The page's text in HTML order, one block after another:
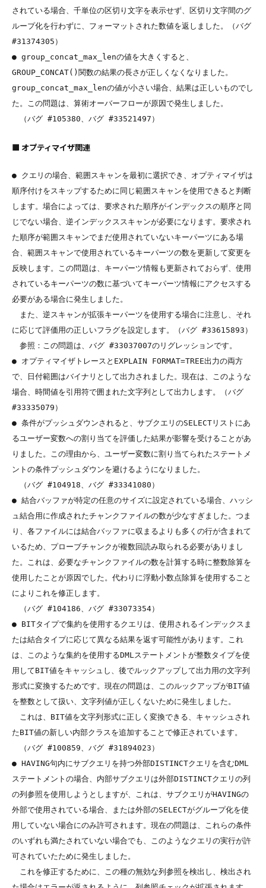
されている場合、千単位の区切り文字を表示せず、区切り文字間のグ
ループ化を行わずに、フォーマットされた数値を返しました。（バグ
#31374305）
● group_concat_max_lenの値を大きくすると、
GROUP_CONCAT()関数の結果の長さが正しくなくなりました。
group_concat_max_lenの値が小さい場合、結果は正しいものでし
た。この問題は、算術オーバーフローが原因で発生しました。
■ オプティマイザ関連
● クエリの場合、範囲スキャンを最初に選択でき、オプティマイザは
順序付けをスキップするために同じ範囲スキャンを使用できると判断
します。場合によっては、要求された順序がインデックスの順序と同
じでない場合、逆インデックススキャンが必要になります。要求され
た順序が範囲スキャンでまだ使用されていないキーパーツにある場
合、範囲スキャンで使用されているキーパーツの数を更新して変更を
反映します。この問題は、キーパーツ情報も更新されておらず、使用
されているキーパーツの数に基づいてキーパーツ情報にアクセスする
必要がある場合に発生しました。
また、逆スキャンが拡張キーパーツを使用する場合に注意し、それ
に応じて評価用の正しいフラグを設定します。（バグ #33615893）
参照：この問題は、バグ #33037007のリグレッションです。
● オプティマイザトレースとEXPLAIN FORMAT=TREE出力の両方
で、日付範囲はバイナリとして出力されました。現在は、このような
場合、時間値を引用符で囲まれた文字列として出力します。（バグ
#33335079）
● 条件がプッシュダウンされると、サブクエリのSELECTリストにあ
るユーザー変数への割り当てを評価した結果が影響を受けることがあ
りました。この理由から、ユーザー変数に割り当てられたステートメ
ントの条件プッシュダウンを避けるようになりました。
（バグ #104918、バグ #33341080）
● 結合バッファが特定の任意のサイズに設定されている場合、ハッシ
ュ結合用に作成されたチャンクファイルの数が少なすぎました。つま
り、各ファイルには結合バッファに収まるよりも多くの行が含まれて
いるため、プローブチャンクが複数回読み取られる必要がありまし
た。これは、必要なチャンクファイルの数を計算する時に整数除算を
使用したことが原因でした。代わりに浮動小数点除算を使用すること
によりこれを修正します。
（バグ #104186、バグ #33073354）
● BITタイプで集約を使用するクエリは、使用されるインデックスま
たは結合タイプに応じて異なる結果を返す可能性があります。これ
は、このような集約を使用するDMLステートメントが整数タイプを使
用してBIT値をキャッシュし、後でルックアップして出力用の文字列
形式に変換するためです。現在の問題は、このルックアップがBIT値
を整数として扱い、文字列値が正しくないために発生しました。
これは、BIT値を文字列形式に正しく変換できる、キャッシュされ
たBIT値の新しい内部クラスを追加することで修正されています。
（バグ #100859、バグ #31894023）
● HAVING句内にサブクエリを持つ外部DISTINCTクエリを含むDML
ステートメントの場合、内部サブクエリは外部DISTINCTクエリの列
の列参照を使用しようとしますが、これは、サブクエリがHAVINGの
外部で使用されている場合、または外部のSELECTがグループ化を使
用していない場合にのみ許可されます。現在の問題は、これらの条件
のいずれも満たされていない場合でも、このようなクエリの実行が許
可されていたために発生しました。
これを修正するために、この種の無効な列参照を検出し、検出され